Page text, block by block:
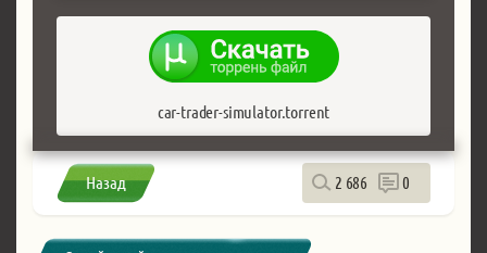
car-trader-simulator.torrent
Назад 2 686 0